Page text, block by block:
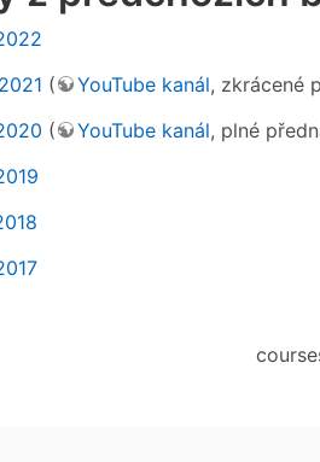
( YouTube kanál, zkrácené
( YouTube kanál, plné